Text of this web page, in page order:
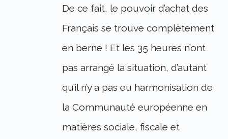
De ce fait, le pouvoir d’achat des
Français se trouve complètement
en berne ! Et les 35 heures n’ont
pas arrangé la situation, d’autant
qu’il n’y a pas eu harmonisation de
la Communauté européenne en
matières sociale, fiscale et